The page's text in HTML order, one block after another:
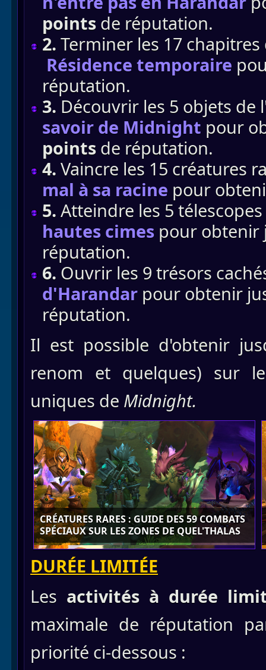
points de réputation.
2. Terminer les 17
Résidence temporaire
réputation.
3. Découvrir les 5 objets
savoir de Midnight pour
points de réputation.
4. Vaincre les 15 créatures
mal à sa racine pour
5. Atteindre les 5
hautes cimes pour obtenir
réputation.
6. Ouvrir les 9 trésors
d'Harandar pour obtenir
réputation.
Il est possible d'obtenir
renom et quelques) sur
uniques de Midnight.
CRÉATURES RARES : GUIDE DES 59 COMBATS
SPÉCIAUX SUR LES ZONES DE QUEL'THALAS
DURÉE LIMITÉE
Les activités à durée
maximale de réputation
priorité ci-dessous :